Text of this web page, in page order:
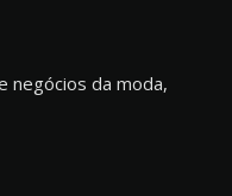
negócios da moda,